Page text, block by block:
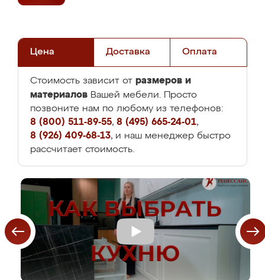
Цена Доставка Оплата
Стоимость зависит от размеров и
материалов Вашей мебели. Просто
позвоните нам по любому из телефонов:
8 (800) 511-89-55, 8 (495) 665-24-01,
8 (926) 409-68-13, и наш менеджер быстро
рассчитает стоимость.